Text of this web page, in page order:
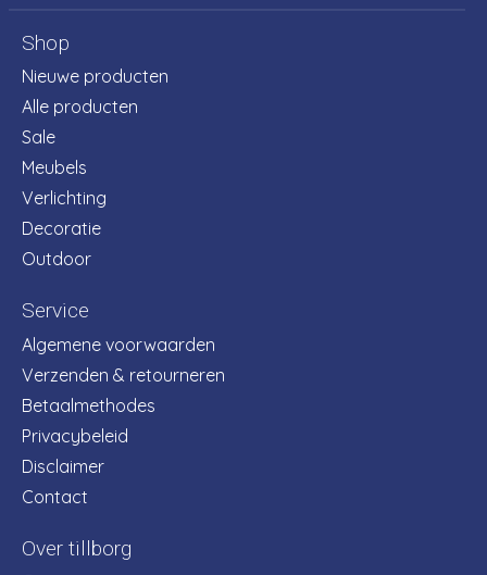
Shop
Nieuwe producten
Alle producten
Sale
Meubels
Verlichting
Decoratie
Outdoor
Service
Algemene voorwaarden
Verzenden & retourneren
Betaalmethodes
Privacybeleid
Disclaimer
Contact
Over tillborg